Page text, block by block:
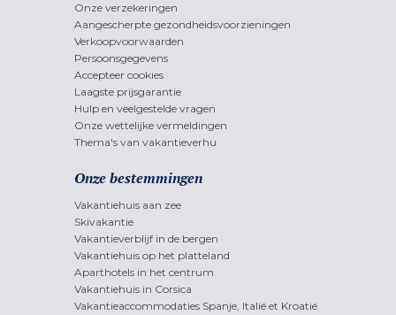
Onze verzekeringen
Aangescherpte gezondheidsvoorzieningen
Verkoopvoorwaarden
Persoonsgegevens
Accepteer cookies
Laagste prijsgarantie
Hulp en veelgestelde vragen
Onze wettelijke vermeldingen
Thema's van vakantieverhu
Onze bestemmingen
Vakantiehuis aan zee
Skivakantie
Vakantieverblijf in de bergen
Vakantiehuis op het platteland
Aparthotels in het centrum
Vakantiehuis in Corsica
Vakantieaccommodaties Spanje, Italië et Kroatië